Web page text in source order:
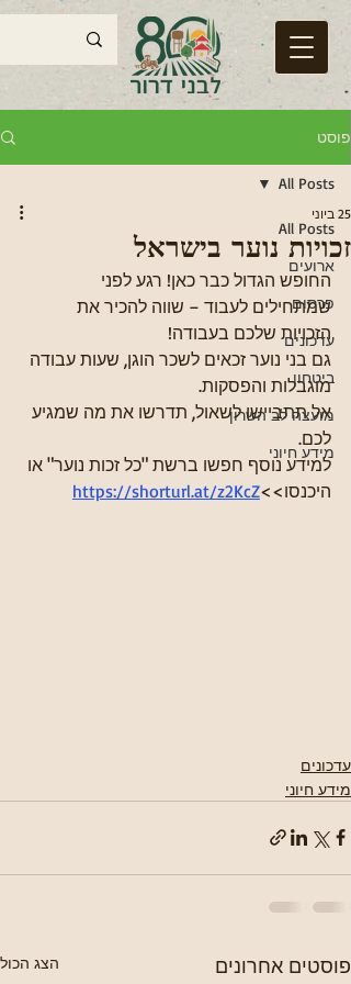
פוסט
All Posts
ארועים
פרסום
עדכונים
ביטחון
מועצה לב השרון
מידע חיוני
All Posts
זכויות נוער בישראל
25 ביוני
החופש הגדול כבר כאן! רגע לפני
שמתחילים לעבוד – שווה להכיר את
הזכויות שלכם בעבודה!
גם בני נוער זכאים לשכר הוגן, שעות עבודה
מוגבלות והפסקות.
אל תתביישו לשאול, תדרשו את מה שמגיע
לכם.
למידע נוסף חפשו ברשת "כל זכות נוער" או
היכנסו>>https://shorturl.at/z2KcZ
עדכונים
מידע חיוני
פוסטים אחרונים הצג הכול